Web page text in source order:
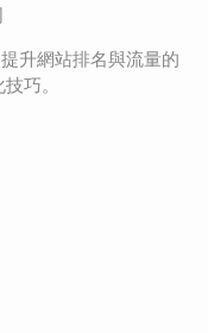
升網站排名與流量的
巧。